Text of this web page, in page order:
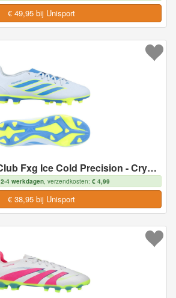
€ 49,95 bij Unisport
adidas Predator Club Fxg Ice Cold Precision - Crystal Sky/ray Blue/geel, maat 46
2-4 werkdagen, verzendkosten: € 4,99
€ 38,95 bij Unisport